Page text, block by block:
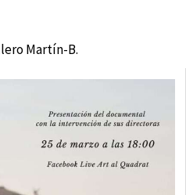
Martín-B.